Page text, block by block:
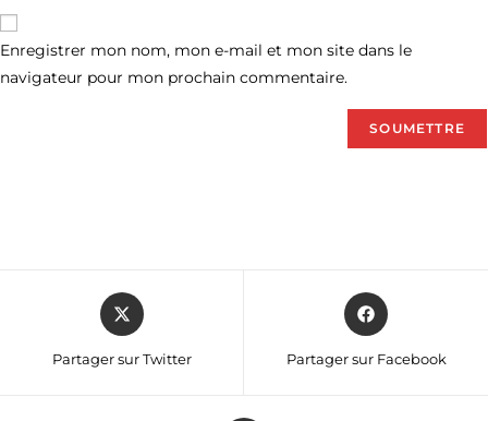
Enregistrer mon nom, mon e-mail et mon site dans le
navigateur pour mon prochain commentaire.
Partager sur Twitter Partager sur Facebook